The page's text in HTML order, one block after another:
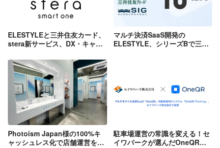
ELESTYLEと三井住友カード、
stera新サービス、DX・キャッ
プラットフォーム「stera
smart one」をリリース
マルチ決済SaaS開発の
ELESTYLE、シリーズBで三井
Photoism Japan様の100%キ
ャッシュレス化で店舗運営を効
駐車場運営の常識を変える！セ
イワパークが選んだOneQR